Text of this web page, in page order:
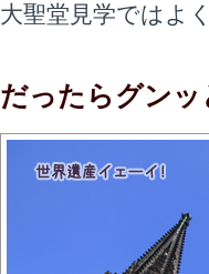
大聖堂見学ではよ
だったらグン